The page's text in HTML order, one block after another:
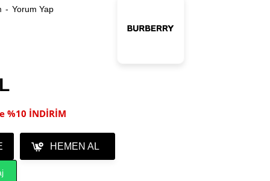
- Yorum Yap
%10 İNDİRİM
HEMEN AL